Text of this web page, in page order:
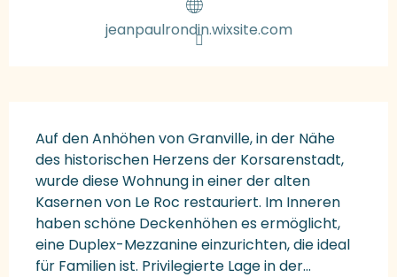
jeanpaulrondin.wixsite.com
Auf den Anhöhen von Granville, in der Nähe
des historischen Herzens der Korsarenstadt,
wurde diese Wohnung in einer der alten
Kasernen von Le Roc restauriert. Im Inneren
haben schöne Deckenhöhen es ermöglicht,
eine Duplex-Mezzanine einzurichten, die ideal
für Familien ist. Privilegierte Lage in der...